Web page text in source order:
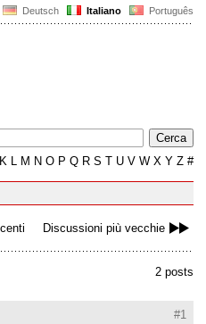
Deutsch Italiano Português
K L M N O P Q R S T U V W X Y Z #
Discussioni più vecchie
2 posts
#1